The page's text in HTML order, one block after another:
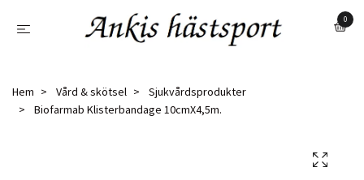
0
Hem Vård & skötsel
Sjukvårdsprodukter
Biofarmab Klisterbandage 10cmX4,5m.